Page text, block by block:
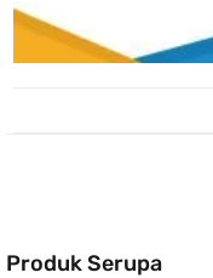
Produk Serupa